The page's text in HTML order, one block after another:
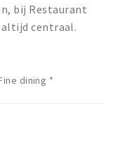
bij Restaurant
altijd centraal.
dining *